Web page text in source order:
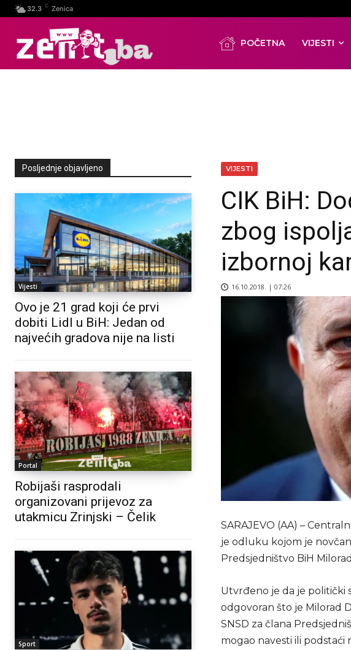
32.3 C Zenica
POČETNA VIJESTI
Posljednje objavljeno
Vijesti
Ovo je 21 grad koji će prvi
dobiti Lidl u BiH: Jedan od
najvećih gradova nije na listi
Portal
Robijaši rasprodali
organizovani prijevoz za
utakmicu Zrinjski – Čelik
Sport
VIJESTI
CIK BiH:
zbog
izbornoj
16.10.2018. | 07:26
SARAJEVO (AA) –
je odluku kojom je
Predsjedništvo BiH
Utvrđeno je da je politički
odgovoran što je Milorad
SNSD za člana
mogao navesti ili podstaći